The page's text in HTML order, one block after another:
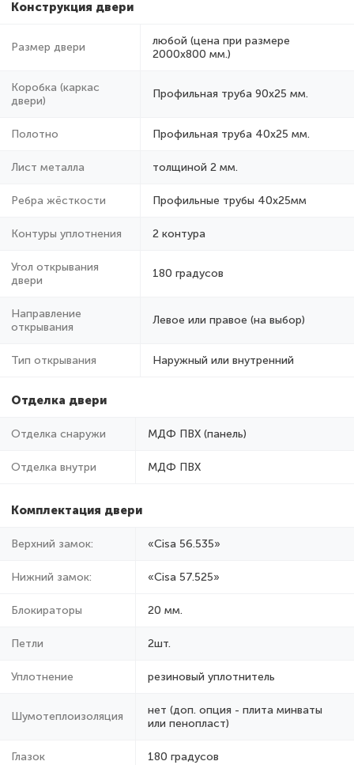
Конструкция двери
Размер двери
любой (цена при размере
2000x800 мм.)
Коробка (каркас
двери)
Профильная труба 90х25 мм.
Полотно Профильная труба 40х25 мм.
Лист металла толщиной 2 мм.
Ребра жёсткости Профильные трубы 40х25мм
Контуры уплотнения 2 контура
Угол открывания
двери
180 градусов
Направление
открывания
Левое или правое (на выбор)
Тип открывания Наружный или внутренний
Отделка двери
Отделка снаружи МДФ ПВХ (панель)
Отделка внутри МДФ ПВХ
Комплектация двери
Верхний замок: «Cisa 56.535»
Нижний замок: «Cisa 57.525»
Блокираторы 20 мм.
Петли 2шт.
Уплотнение резиновый уплотнитель
Шумотеплоизоляция
нет (доп. опция - плита минваты
или пенопласт)
Глазок 180 градусов